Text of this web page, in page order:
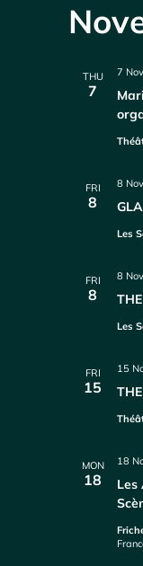
THU
7
7
FRI
8
8
Les
FRI
8
8
Les
FRI
15
15
MON
18
Les
18